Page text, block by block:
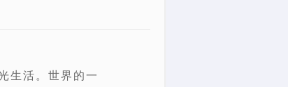
生活。世界的一